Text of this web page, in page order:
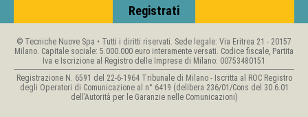
Registrati
© Tecniche Nuove Spa • Tutti i diritti riservati. Sede legale: Via Eritrea 21 - 20157
Milano. Capitale sociale: 5.000.000 euro interamente versati. Codice fiscale, Partita
Iva e Iscrizione al Registro delle Imprese di Milano: 00753480151
Registrazione N. 6591 del 22-6-1964 Tribunale di Milano - Iscritta al ROC Registro
degli Operatori di Comunicazione al n° 6419 (delibera 236/01/Cons del 30.6.01
dell’Autorità per le Garanzie nelle Comunicazioni)